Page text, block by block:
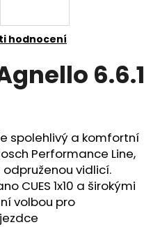
hodnocení
6.6.1
je spolehlivý a komfortní
Performance Line,
vidlicí.
CUES 1x10 a širokými
volbou pro